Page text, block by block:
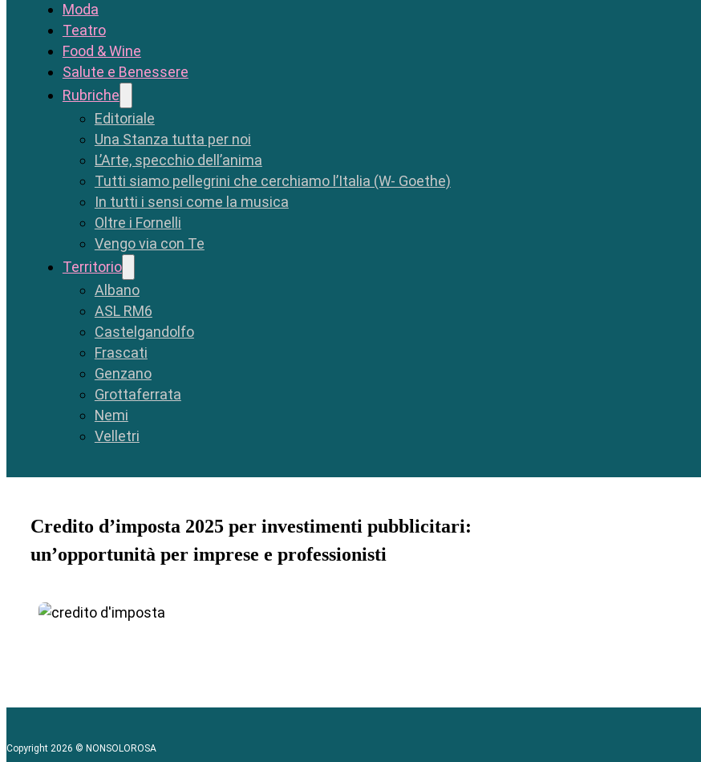
Moda
Teatro
Food & Wine
Salute e Benessere
Rubriche
Editoriale
Una Stanza tutta per noi
L’Arte, specchio dell’anima
Tutti siamo pellegrini che cerchiamo l’Italia (W- Goethe)
In tutti i sensi come la musica
Oltre i Fornelli
Vengo via con Te
Territorio
Albano
ASL RM6
Castelgandolfo
Frascati
Genzano
Grottaferrata
Nemi
Velletri
Credito d’imposta 2025 per investimenti pubblicitari:
un’opportunità per imprese e professionisti
Copyright 2026 © NONSOLOROSA